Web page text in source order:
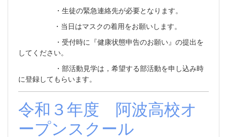
・生徒の緊急連絡先が必要となります。
・当日はマスクの着用をお願いします。
・受付時に『健康状態申告のお願い』の提出を
してください。
・部活動見学は，希望する部活動を申し込み時
に登録してもらいます。
令和３年度 阿波高校オ
ープンスクール